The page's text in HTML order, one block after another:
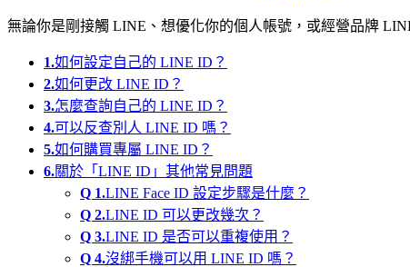
無論你是剛接觸 LINE、想優化你的個人帳號，或經營品牌
1.如何設定自己的 LINE ID？
2.如何更改 LINE ID？
3.怎麼查詢自己的 LINE ID？
4.可以反查別人 LINE ID 嗎？
5.如何購買專屬 LINE ID？
6.關於「LINE ID」其他常見問題
Q 1.LINE Face ID 設定步驟是什麼？
Q 2.LINE ID 可以更改幾次？
Q 3.LINE ID 是否可以重複使用？
Q 4.沒綁手機可以用 LINE ID 嗎？